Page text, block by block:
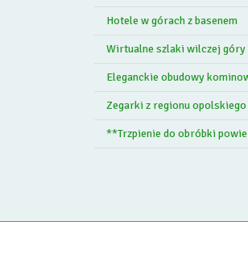
Hotele w górach z basenem
Wirtualne szlaki wilczej góry
Eleganckie obudowy
Zegarki z regionu opolskiego
**Trzpienie do obróbki